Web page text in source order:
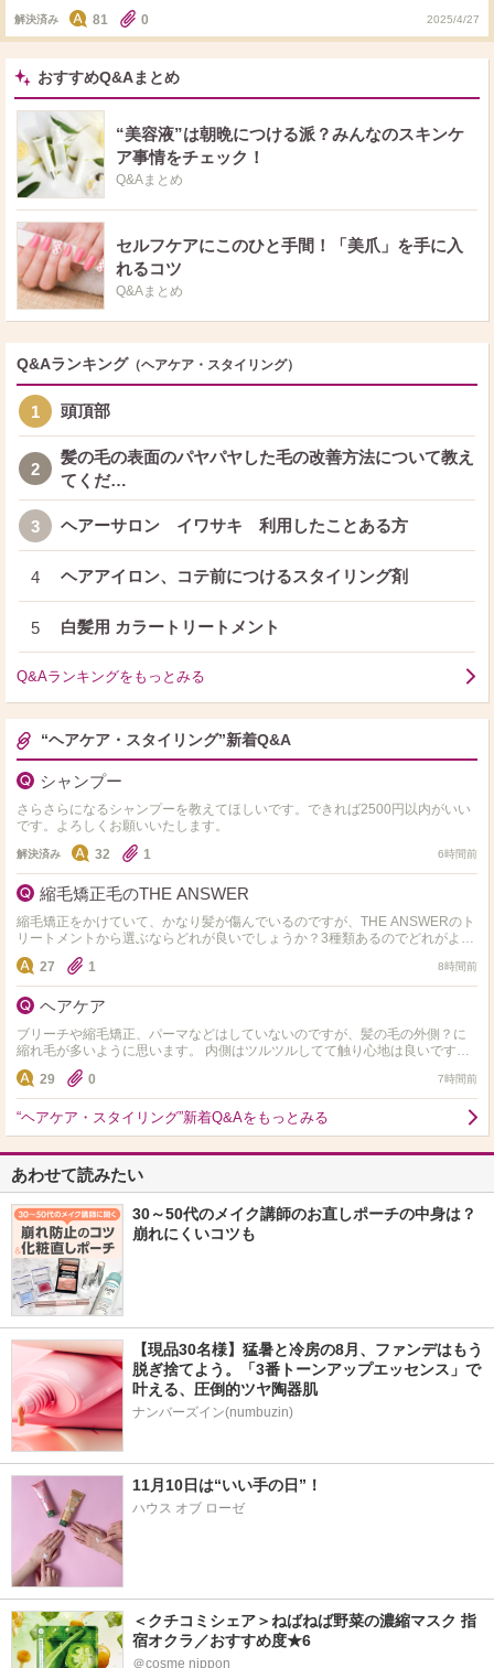
あぶら取り紙を使ってなんとかギリギリ保ってる感じです。 洗顔料でも化粧
水でも乳液でも美容液でもいいので、肌に優しくて皮脂ケアテカリ抑制ができ
回でやめてしまいました。 蛇足ですが、今は乾燥の方が酷いので保湿特化の
スキンケアをしています。
解決済み 81 0 2025/4/27
おすすめQ&Aまとめ
“美容液”は朝晩につける派？みんなのスキンケ
ア事情をチェック！
Q&Aまとめ
セルフケアにこのひと手間！「美爪」を手に入
れるコツ
Q&Aまとめ
Q&Aランキング （ヘアケア・スタイリング）
1 頭頂部
2
髪の毛の表面のパヤパヤした毛の改善方法について教え
てくだ…
3 ヘアーサロン イワサキ 利用したことある方
4 ヘアアイロン、コテ前につけるスタイリング剤
5 白髪用 カラートリートメント
Q&Aランキングをもっとみる
“ヘアケア・スタイリング”新着Q&A
シャンプー
さらさらになるシャンプーを教えてほしいです。できれば2500円以内がいい
です。よろしくお願いいたします。
解決済み 32 1 6時間前
縮毛矯正毛のTHE ANSWER
縮毛矯正をかけていて、かなり髪が傷んでいるのですが、THE ANSWERのト
リートメントから選ぶならどれが良いでしょうか？3種類あるのでどれがよい
か分からず悩んでいます。
27 1 8時間前
ヘアケア
ブリーチや縮毛矯正、パーマなどはしていないのですが、髪の毛の外側？に
縮れ毛が多いように思います。 内側はツルツルしてて触り心地は良いです。
基本的にお風呂から出たらすぐ髪の毛は乾かすようにして…
29 0 7時間前
“ヘアケア・スタイリング”新着Q&Aをもっとみる
あわせて読みたい
30～50代のメイク講師のお直しポーチの中身は？
崩れにくいコツも
【現品30名様】猛暑と冷房の8月、ファンデはもう
脱ぎ捨てよう。「3番トーンアップエッセンス」で
叶える、圧倒的ツヤ陶器肌
ナンバーズイン(numbuzin)
11月10日は“いい手の日”！
ハウス オブ ローゼ
＜クチコミシェア＞ねばねば野菜の濃縮マスク 指
宿オクラ／おすすめ度★6
＠cosme nippon